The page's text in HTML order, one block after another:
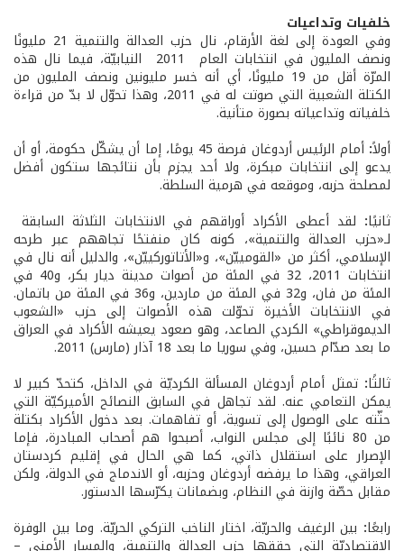
خلفيات وتداعيات
وفي العودة إلى لغة الأرقام، نال حزب العدالة والتنمية 21 مليونًا
ونصف المليون في انتخابات العام 2011 النيابيّة، فيما نال هذه
المرّة أقل من 19 مليونًا، أي أنه خسر مليونين ونصف المليون من
الكتلة الشعبية التي صوتت له في 2011، وهذا تحوّل لا بدّ من قراءة
خلفياته وتداعياته بصورة متأنية.
أولاً: أمام الرئيس أردوغان فرصة 45 يومًا، إما أن يشكّل حكومة، أو أن
يدعو إلى انتخابات مبكرة، ولا أحد يجزم بأن نتائجها ستكون أفضل
لمصلحة حزبه، وموقعه في هرمية السلطة.
ثانيًا: لقد أعطى الأكراد أوراقهم في الانتخابات الثلاثة السابقة
لـ«حزب العدالة والتنمية»، كونه كان منفتحًا تجاههم عبر طرحه
الإسلامي، أكثر من «القومييّن»، و«الأتاتوركييّن»، والدليل أنه نال في
انتخابات 2011، 32 في المئة من أصوات مدينة ديار بكر، و40 في
المئة من فان، و32 في المئة من ماردين، و36 في المئة من باتمان.
في الانتخابات الأخيرة تحوّلت هذه الأصوات إلى حزب «الشعوب
الديموقراطي» الكردي الصاعد، وهو صعود يعيشه الأكراد في العراق
ما بعد صدّام حسين، وفي سوريا ما بعد 18 آذار (مارس) 2011.
ثالثًا: تمثل أمام أردوغان المسألة الكرديّة في الداخل، كتحدّ كبير لا
يمكن التعامي عنه. لقد تجاهل في السابق النصائح الأميركيّة التي
حثّته على الوصول إلى تسوية، أو تفاهمات. بعد دخول الأكراد بكتلة
من 80 نائبًا إلى مجلس النواب، أصبحوا هم أصحاب المبادرة، فإما
الإصرار على استقلال ذاتي، كما هي الحال في إقليم كردستان
العراقي، وهذا ما يرفضه أردوغان وحزبه، أو الاندماج في الدولة، ولكن
مقابل حصّة وازنة في النظام، وبضمانات يكرّسها الدستور.
رابعًا: بين الرغيف والحريّة، اختار الناخب التركي الحريّة. وما بين الوفرة
الاقتصاديّة التي حققها حزب العدالة والتنمية، والمسار الأمني –